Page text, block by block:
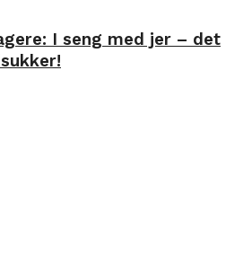
I seng med jer – det